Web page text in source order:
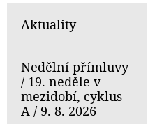
Aktuality
Nedělní přímluvy
/ 19. neděle v
mezidobí, cyklus
A / 9. 8. 2026